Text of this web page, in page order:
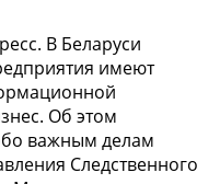
В Беларуси
имеют
Об этом
важным делам
Следственного